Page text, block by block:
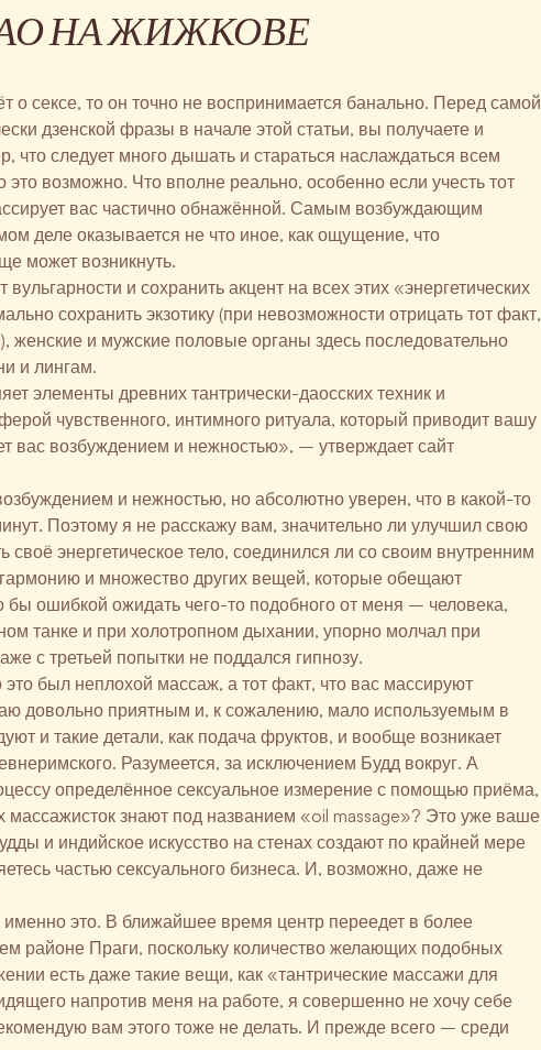
НА ЖИЖКОВЕ
о сексе, то он точно не воспринимается банально. Перед самой
дзенской фразы в начале этой статьи, вы получаете и
что следует много дышать и стараться наслаждаться всем
это возможно. Что вполне реально, особенно если учесть тот
вас частично обнажённой. Самым возбуждающим
деле оказывается не что иное, как ощущение, что
может возникнуть.
и сохранить акцент на всех этих «энергетических
сохранить экзотику (при невозможности отрицать тот факт,
женские и мужские половые органы здесь последовательно
и лингам.
элементы древних тантрически-даосских техник и
чувственного, интимного ритуала, который приводит вашу
вас возбуждением и нежностью», – утверждает сайт
и нежностью, но абсолютно уверен, что в какой-то
Поэтому я не расскажу вам, значительно ли улучшил свою
своё энергетическое тело, соединился ли со своим внутренним
и множество других вещей, которые обещают
ошибкой ожидать чего-то подобного от меня – человека,
танке и при холотропном дыхании, упорно молчал при
с третьей попытки не поддался гипнозу.
был неплохой массаж, а тот факт, что вас массируют
довольно приятным и, к сожалению, мало используемым в
и такие детали, как подача фруктов, и вообще возникает
Разумеется, за исключением Будд вокруг. А
определённое сексуальное измерение с помощью приёма,
массажисток знают под названием «oil massage»? Это уже ваше
и индийское искусство на стенах создают по крайней мере
частью сексуального бизнеса. И, возможно, даже не
это. В ближайшее время центр переедет в более
районе Праги, поскольку количество желающих подобных
есть даже такие вещи, как «тантрические массажи для
напротив меня на работе, я совершенно не хочу себе
вам этого тоже не делать. И прежде всего – среди